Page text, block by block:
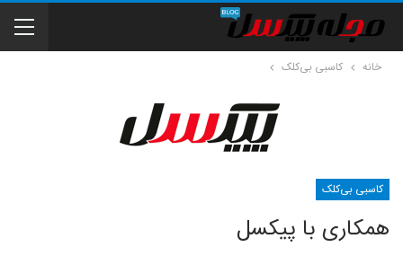
خانه کاسبی بی‌کلک
کاسبی بی‌کلک
همکاری با پیکسل